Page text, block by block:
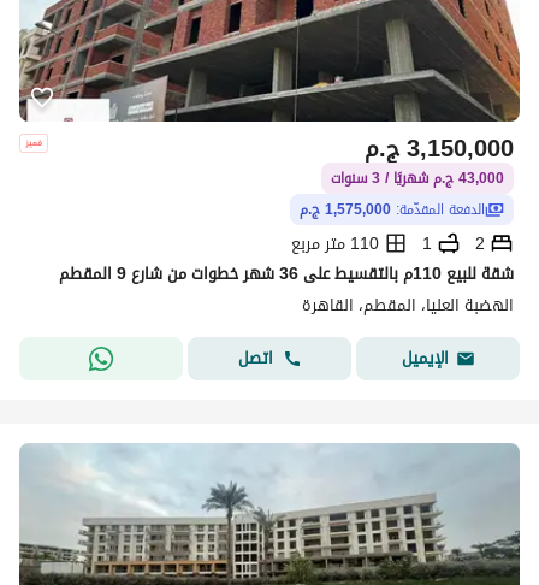
ج.م3,150,000
43,000 ج.م شهريًا / 3 سنوات
الدفعة المقدّمة: 1,575,000 ج.م
2
1
110 متر مربع
شقة للبيع 110م بالتقسيط على 36 شهر خطوات من شارع 9 المقطم
الهضبة العليا، المقطم، القاهرة
الإيميل
اتصل